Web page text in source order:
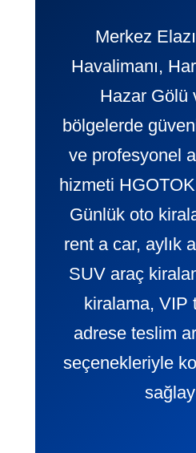
Merkez
Havalimanı,
Hazar Gölü
bölgelerde
ve profesyonel
hizmeti
Günlük oto
rent a car, aylık
SUV araç
kiralama, VIP
adrese teslim
seçenekleriyle